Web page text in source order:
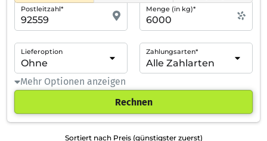
Postleitzahl* Menge (in kg)*
Lieferoption Zahlungsarten*
Mehr Optionen anzeigen
Rechnen
Sortiert nach Preis (günstigster zuerst)